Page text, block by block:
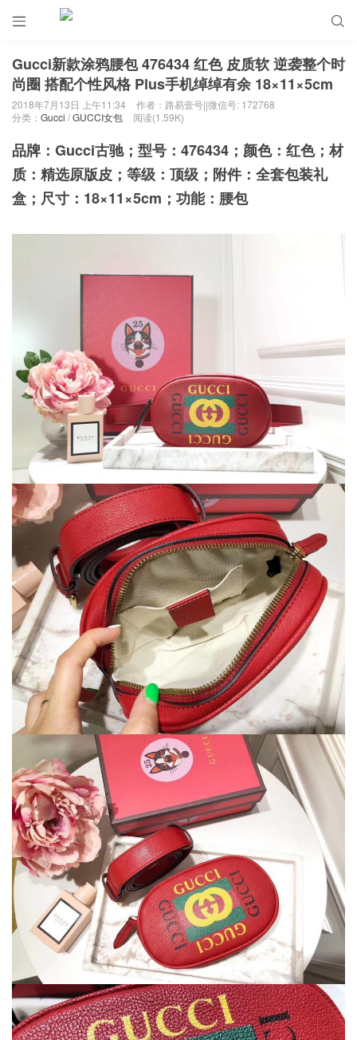
 
Gucci新款涂鸦腰包 476434 红色 皮质软 逆袭整个时
尚圈 搭配个性风格 Plus手机绰绰有余 18×11×5cm
2018年7月13日 上午11:34
作者：路易壹号||微信号: 172768
分类： Gucci /GUCCI女包 阅读(1.59K)
品牌：Gucci古驰；型号：476434；颜色：红色；材
质：精选原版皮；等级：顶级；附件：全套包装礼
盒；尺寸：18×11×5cm；功能：腰包